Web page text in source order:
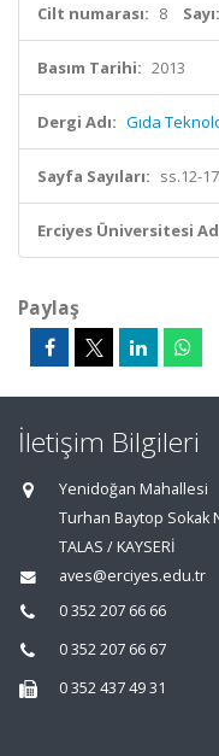
Cilt numarası: 8 Sayı:
Basım Tarihi: 2013
Dergi Adı: Gıda
Sayfa Sayıları: ss.12-17
Erciyes Üniversitesi
Paylaş
İletişim Bilgileri
Yenidoğan Mahallesi
Turhan Baytop Sokak
TALAS / KAYSERİ
aves@erciyes.edu.tr
0 352 207 66 66
0 352 207 66 67
0 352 437 49 31